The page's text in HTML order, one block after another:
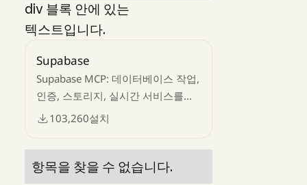
div 블록 안에 있는
텍스트입니다.
Supabase
Supabase MCP: 데이터베이스 작업,
인증, 스토리지, 실시간 서비스를
지원합니다. 프로젝트를 관리하고,
상호작용할 수 있습니다.
103,260설치
항목을 찾을 수 없습니다.